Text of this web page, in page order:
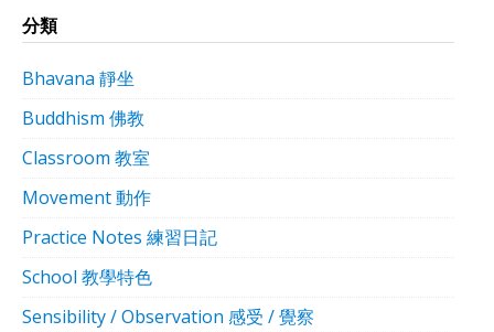
分類
Bhavana 靜坐
Buddhism 佛教
Classroom 教室
Movement 動作
Practice Notes 練習日記
School 教學特色
Sensibility / Observation 感受 / 覺察